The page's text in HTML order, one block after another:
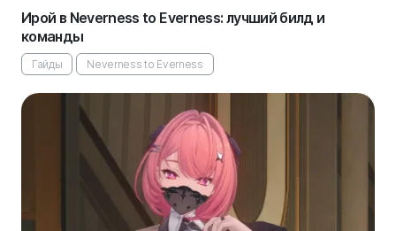
Ирой в Neverness to Everness: лучший билд и
команды
Гайды Neverness to Everness